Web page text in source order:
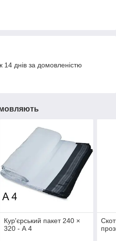
днів за домовленістю
Кур'єрський пакет 240 ×
320 - А 4